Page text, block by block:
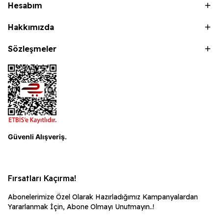
Hesabım
Hakkımızda
Sözleşmeler
Güvenli Alışveriş.
Fırsatları Kaçırma!
Abonelerimize Özel Olarak Hazırladığımız Kampanyalardan
Yararlanmak İçin, Abone Olmayı Unutmayın..!